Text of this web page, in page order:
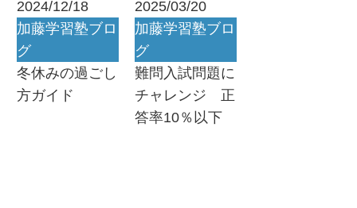
2024/12/18
加藤学習塾ブロ
グ
冬休みの過ごし
方ガイド
2025/03/20
加藤学習塾ブロ
グ
難問入試問題に
チャレンジ 正
答率10％以下